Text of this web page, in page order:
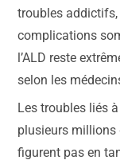
troubles
complications
l’ALD reste
selon les
Les troubles liés
plusieurs millions
figurent pas en